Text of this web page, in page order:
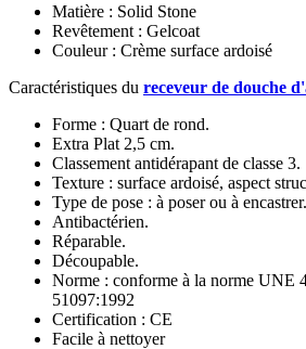
Matière : Solid Stone
Revêtement : Gelcoat
Couleur : Crème surface ardoisé
Caractéristiques du receveur de douche
Forme : Quart de rond.
Extra Plat 2,5 cm.
Classement antidérapant de classe 3.
Texture : surface ardoisé, aspect
Type de pose : à poser ou à encastrer.
Antibactérien.
Réparable.
Découpable.
Norme : conforme à la norme UNE
51097:1992
Certification : CE
Facile à nettoyer